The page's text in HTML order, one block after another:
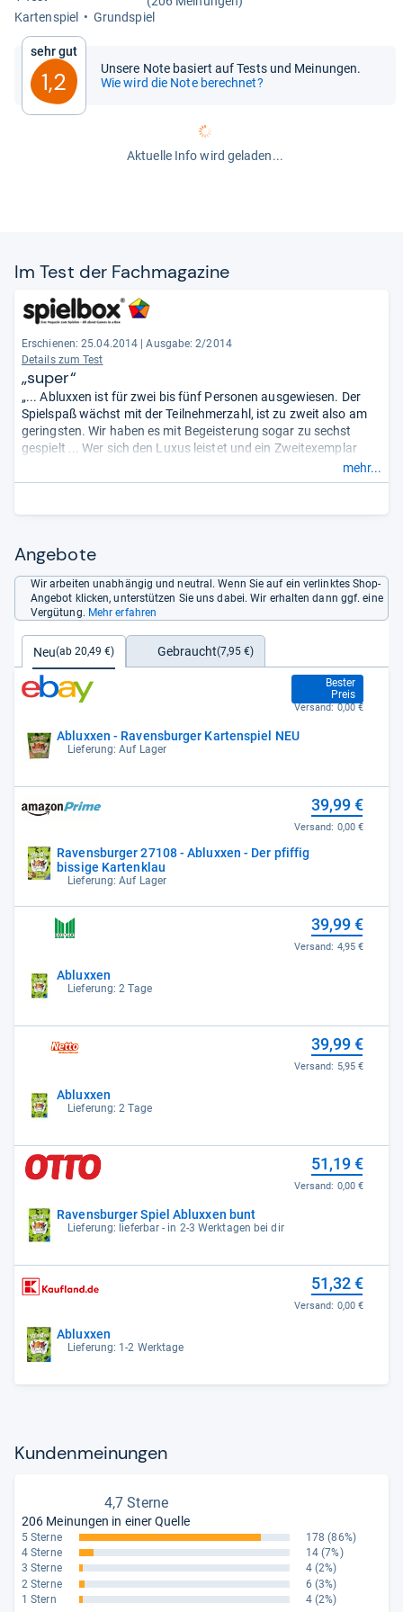
Kar­ten­spiel
Grund­spiel
Sehr gut
1,2
Unsere Note basiert auf Tests und Meinungen.
Wie wird die Note berechnet?
Aktuelle Info wird geladen...
Im Test der Fach­ma­ga­zine
Erschienen: 25.04.2014
Ausgabe: 2/2014
Details zum Test
„super“
„... Abluxxen ist für zwei bis fünf Personen ausgewiesen. Der
Spielspaß wächst mit der Teilnehmerzahl, ist zu zweit also am
geringsten. Wir haben es mit Begeisterung sogar zu sechst
gespielt ... Wer sich den Luxus leistet und ein Zweitexemplar
kauft, kann Abluxxen ohne Weiteres auch in einer größeren
Runde auf den Tisch bringen. ...“
mehr...
Angebote
Wir arbeiten unabhängig und neutral. Wenn Sie auf ein verlinktes Shop-
Angebot klicken, unterstützen Sie uns dabei. Wir erhalten dann ggf. eine
Vergütung. Mehr erfahren
Neu(ab 20,49 €) Gebraucht(7,95 €)
Abluxxen - Ravensburger Kartenspiel NEU
Lieferung: Auf Lager
Bester
Preis
20,49 €
Versand: 0,00 €
Ravensburger 27108 - Abluxxen - Der pfiffig
bissige Kartenklau
Lieferung: Auf Lager
39,99 €
Versand: 0,00 €
Abluxxen
Lieferung: 2 Tage
39,99 €
Versand: 4,95 €
Abluxxen
Lieferung: 2 Tage
39,99 €
Versand: 5,95 €
Ravensburger Spiel Abluxxen bunt
Lieferung: lieferbar - in 2-3 Werktagen bei dir
51,19 €
Versand: 0,00 €
Abluxxen
Lieferung: 1-2 Werktage
51,32 €
Versand: 0,00 €
Kun­den­mei­nun­gen
4,7 Sterne
206 Meinungen in einer Quelle
5 Sterne 178 (86%)
4 Sterne
14 (7%)
3 Sterne
4 (2%)
2 Sterne
6 (3%)
1 Stern
4 (2%)